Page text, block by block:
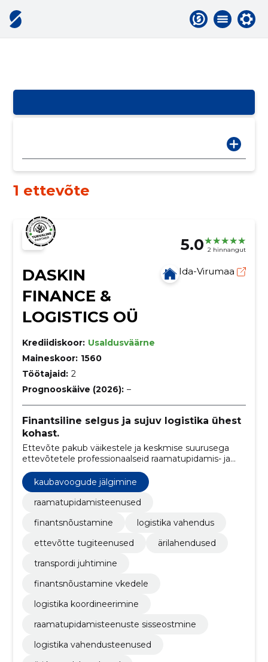
1 ettevõte
5.0 2 hinnangut
DASKIN
FINANCE &
LOGISTICS OÜ
Ida-Virumaa
Krediidiskoor: Usaldusväärne
Maineskoor: 1560
Töötajaid: 2
Prognooskäive (2026): –
Finantsiline selgus ja sujuv logistika ühest
kohast.
Ettevõte pakub väikestele ja keskmise suurusega
ettevõtetele professionaalseid raamatupidamis- ja
logistikavahendusteenuseid. Eesmärk on tagada
klientidele selged finantsprotsessid ja sujuvad
logistikaühendused.
kaubavoogude jälgimine
raamatupidamisteenused
finantsnõustamine
logistika vahendus
ettevõtte tugiteenused
ärilahendused
transpordi juhtimine
finantsnõustamine vkedele
logistika koordineerimine
raamatupidamisteenuste sisseostmine
logistika vahendusteenused